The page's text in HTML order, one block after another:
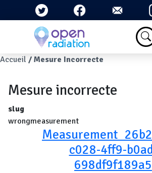
Aller au contenu principal
Fil d'Ariane
Accueil Mesure Incorrecte
Mesure incorrecte
slug
wrongmeasurement
c028-4ff9-
698df9f189a5